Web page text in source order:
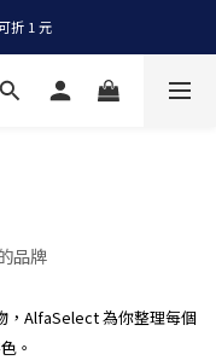
免運
折 1 元
免運
品牌
，AlfaSelect 為你整理每個
。